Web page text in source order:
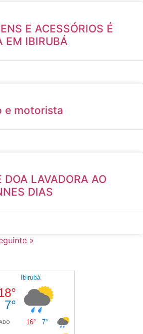
E ACESSÓRIOS É
EM IBIRUBÁ
e motorista
DOA LAVADORA AO
DIAS
»